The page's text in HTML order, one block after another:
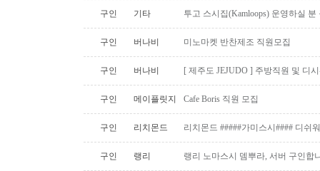
구인 기타 투고 스시집(Kamloops) 운영하실
구인 버나비 미노마켓 반찬제조 직원모집
구인 버나비 [ 제주도 JEJUDO ] 주방직원 및 디
구인 메이플릿지 Cafe Boris 직원 모집
구인 리치몬드 리치몬드 #####가미스시#### 디쉬
구인 랭리 랭리 노마스시 뎀뿌라, 서버 구인합